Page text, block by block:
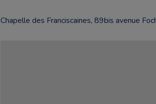
Chapelle des Franciscaines, 89bis avenue